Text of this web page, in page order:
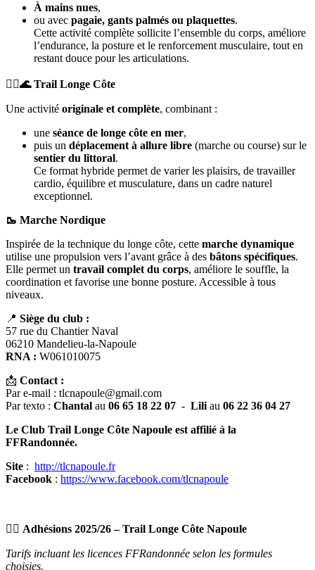
À mains nues,
ou avec pagaie, gants palmés ou plaquettes.
Cette activité complète sollicite l’ensemble du corps, améliore
l’endurance, la posture et le renforcement musculaire, tout en
restant douce pour les articulations.
🏃‍♂️🌊 Trail Longe Côte
Une activité originale et complète, combinant :
une séance de longe côte en mer,
puis un déplacement à allure libre (marche ou course) sur le
sentier du littoral.
Ce format hybride permet de varier les plaisirs, de travailler
cardio, équilibre et musculature, dans un cadre naturel
exceptionnel.
🥾 Marche Nordique
Inspirée de la technique du longe côte, cette marche dynamique
utilise une propulsion vers l’avant grâce à des bâtons spécifiques.
Elle permet un travail complet du corps, améliore le souffle, la
coordination et favorise une bonne posture. Accessible à tous
niveaux.
📍 Siège du club :
57 rue du Chantier Naval
06210 Mandelieu-la-Napoule
RNA : W061010075
📩 Contact :
Par e-mail : tlcnapoule@gmail.com
Par texto : Chantal au 06 65 18 22 07 - Lili au 06 22 36 04 27
Le Club Trail Longe Côte Napoule est affilié à la
FFRandonnée.
Site : http://tlcnapoule.fr
Facebook : https://www.facebook.com/tlcnapoule
🏃‍♀️ Adhésions 2025/26 – Trail Longe Côte Napoule
Tarifs incluant les licences FFRandonnée selon les formules
choisies.